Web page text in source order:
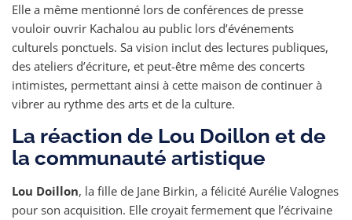
Elle a même mentionné lors de conférences de presse
vouloir ouvrir Kachalou au public lors d’événements
culturels ponctuels. Sa vision inclut des lectures publiques,
des ateliers d’écriture, et peut-être même des concerts
intimistes, permettant ainsi à cette maison de continuer à
vibrer au rythme des arts et de la culture.
La réaction de Lou Doillon et de
la communauté artistique
Lou Doillon, la fille de Jane Birkin, a félicité Aurélie Valognes
pour son acquisition. Elle croyait fermement que l’écrivaine